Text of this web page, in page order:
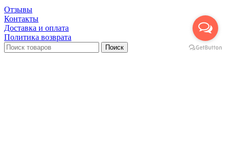
Отзывы
Контакты
Доставка и оплата
Политика возврата
Поиск